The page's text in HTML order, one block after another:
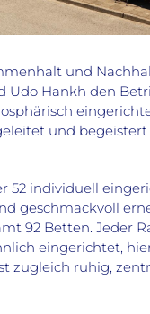
und
Udo Hankh den
und
52 individuell
geschmackvoll
92 Betten. Jeder
eingerichtet,
zugleich ruhig,